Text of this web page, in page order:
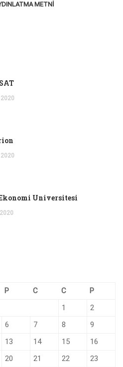
METNİ
2020
2020
Üniversitesi
2020
P C C
P
1
2
6 7 8
9
13 14 15
16
20 21 22
23